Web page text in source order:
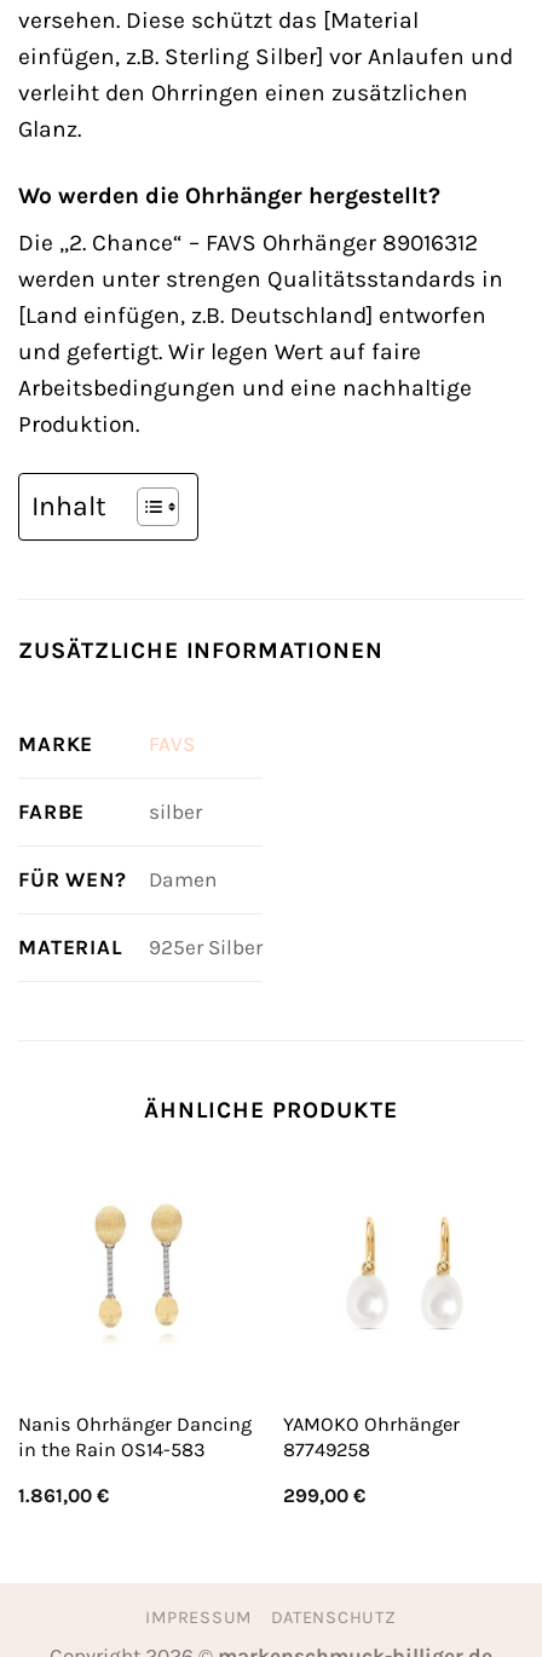
versehen. Diese schützt das [Material
einfügen, z.B. Sterling Silber] vor Anlaufen und
verleiht den Ohrringen einen zusätzlichen
Glanz.
Wo werden die Ohrhänger hergestellt?
Die „2. Chance“ – FAVS Ohrhänger 89016312
werden unter strengen Qualitätsstandards in
[Land einfügen, z.B. Deutschland] entworfen
und gefertigt. Wir legen Wert auf faire
Arbeitsbedingungen und eine nachhaltige
Produktion.
Inhalt
ZUSÄTZLICHE INFORMATIONEN
MARKE FAVS
FARBE silber
FÜR WEN? Damen
MATERIAL 925er Silber
ÄHNLICHE PRODUKTE
Nanis Ohrhänger Dancing
in the Rain OS14-583
1.861,00 €
YAMOKO Ohrhänger
87749258
299,00 €
IMPRESSUM DATENSCHUTZ